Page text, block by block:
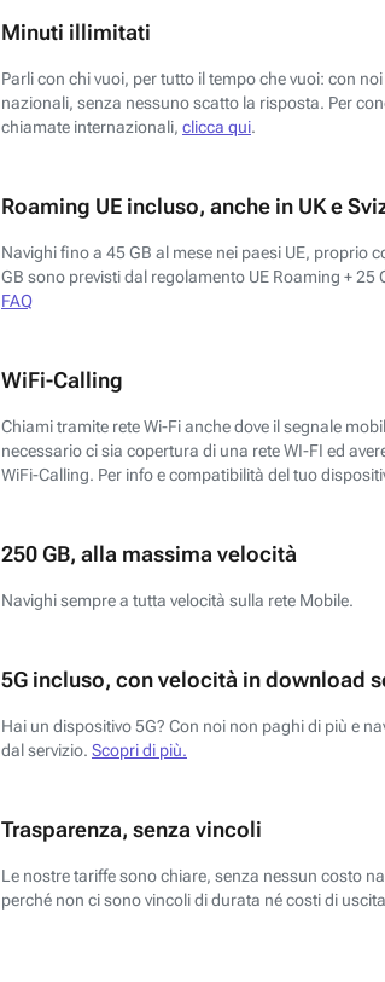
Minuti illimitati
Parli con chi vuoi, per tutto il tempo che vuoi: con
nazionali, senza nessuno scatto la risposta. Per
chiamate internazionali, clicca qui.
Roaming UE incluso, anche in UK e
Navighi fino a 45 GB al mese nei paesi UE, proprio
GB sono previsti dal regolamento UE Roaming + 25
FAQ
WiFi-Calling
Chiami tramite rete Wi-Fi anche dove il segnale
necessario ci sia copertura di una rete WI-FI ed
WiFi-Calling. Per info e compatibilità del tuo
250 GB, alla massima velocità
Navighi sempre a tutta velocità sulla rete Mobile.
5G incluso, con velocità in download
Hai un dispositivo 5G? Con noi non paghi di più e
dal servizio. Scopri di più.
Trasparenza, senza vincoli
Le nostre tariffe sono chiare, senza nessun costo
perché non ci sono vincoli di durata né costi di